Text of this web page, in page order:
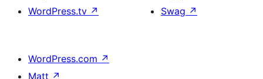
WordPress.tv ↗
Swag ↗
WordPress.com ↗
Matt ↗